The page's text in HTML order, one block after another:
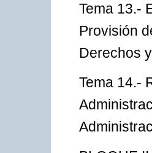
Tema 13.-
Provisión
Derechos
Tema 14.-